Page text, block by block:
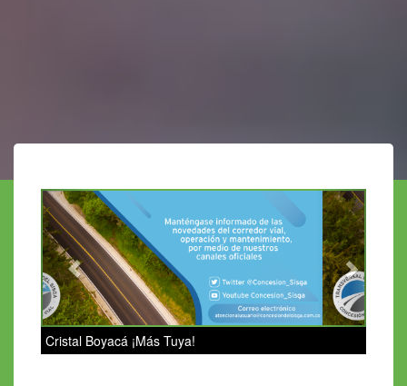
Previous Next
Cristal Boyacá ¡Más Tuya!